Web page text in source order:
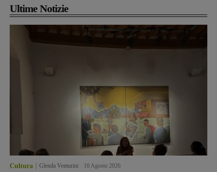
Ultime Notizie
Cultura Glenda Venturini 10 Agosto 2026